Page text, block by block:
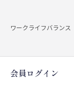
ワークライフバランス
会員ログイン